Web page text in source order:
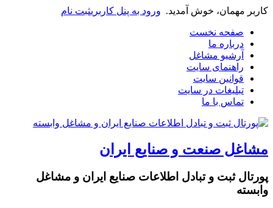
کاربر مهمان، خوش آمدید. ورود به پنل کاربریثبت نام
صفحه نخست
درباره ما
آرشیو مشاغل
راهنمای سایت
قوانین سایت
تبلیغات در سایت
تماس با ما
مشاغل صنعت و صنایع ایران
پورتال ثبت و تبادل اطلاعات صنایع ایران و مشاغل
وابسته